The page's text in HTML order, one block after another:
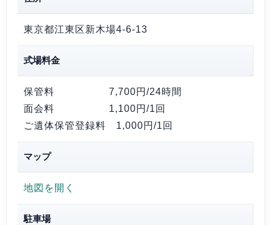
東京都江東区新木場4-6-13
式場料金
保管料 7,700円 /24時間
面会料
1,100円 /1回
ご遺体保管登録料 1,000円 /1回
マップ
地図を開く
駐車場